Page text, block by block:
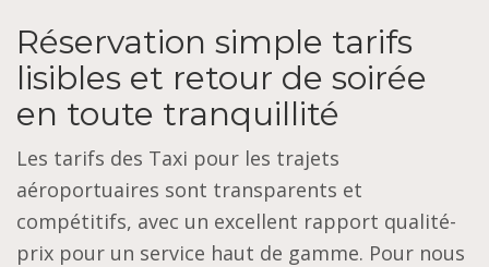
Réservation simple tarifs
lisibles et retour de soirée
en toute tranquillité
Les tarifs des Taxi pour les trajets
aéroportuaires sont transparents et
compétitifs, avec un excellent rapport qualité-
prix pour un service haut de gamme. Pour nous